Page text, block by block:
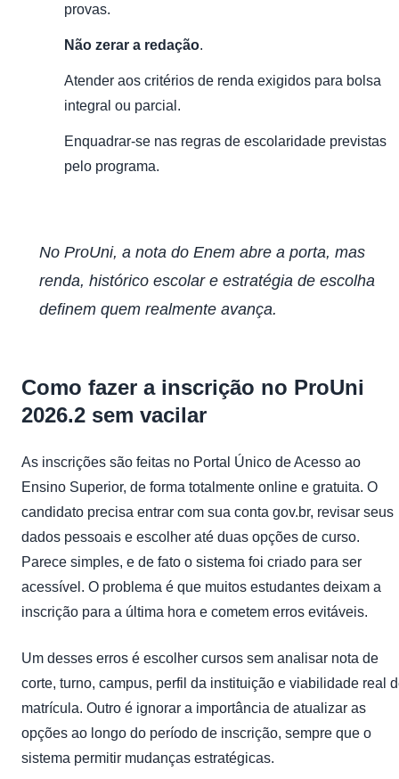
provas.
Não zerar a redação.
Atender aos critérios de renda exigidos para bolsa
integral ou parcial.
Enquadrar-se nas regras de escolaridade previstas
pelo programa.
No ProUni, a nota do Enem abre a porta, mas
renda, histórico escolar e estratégia de escolha
definem quem realmente avança.
Como fazer a inscrição no ProUni
2026.2 sem vacilar
As inscrições são feitas no Portal Único de Acesso ao
Ensino Superior, de forma totalmente online e gratuita. O
candidato precisa entrar com sua conta gov.br, revisar seus
dados pessoais e escolher até duas opções de curso.
Parece simples, e de fato o sistema foi criado para ser
acessível. O problema é que muitos estudantes deixam a
inscrição para a última hora e cometem erros evitáveis.
Um desses erros é escolher cursos sem analisar nota de
corte, turno, campus, perfil da instituição e viabilidade real
matrícula. Outro é ignorar a importância de atualizar as
opções ao longo do período de inscrição, sempre que o
sistema permitir mudanças estratégicas.